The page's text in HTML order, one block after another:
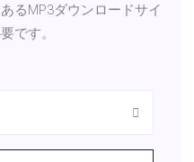
るMP3ダウンロードサイ
です。